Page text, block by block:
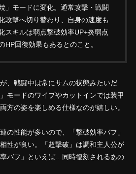
」モードに変化。通常攻撃・戦闘
攻撃へ切り替わり、自身の速度も
スキルは弱点撃破効率UP+炎弱点
HP回復効果もあるとのこと。
、戦闘中は常にサムの状態みたいだ
モードのワイプやカットインでは装甲
方の姿を楽しめる仕様なのが嬉しい。
の性能が多いので、「撃破効率バフ」
性が良い。「超撃破」は調和主人公が
バフ」といえば…同時復刻されるあの